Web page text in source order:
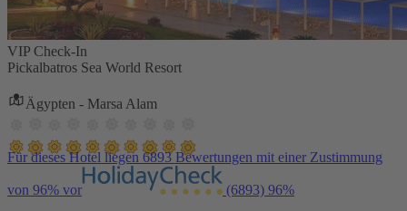
VIP Check-In
Pickalbatros Sea World Resort
Ägypten - Marsa Alam
Für dieses Hotel liegen 6893 Bewertungen mit einer Zustimmung
von 96% vor (6893) 96%